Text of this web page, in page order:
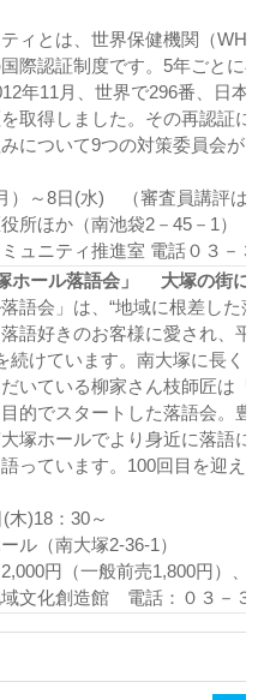
ィとは、世界保健機関（WHO
際認証制度です。5年ごとに再
年11月、世界で296番、日本
取得しました。その再認証に
について9つの対策委員会が
～8日(水) （審査員講評は最
ほか（南池袋2－45－1）
ュニティ推進室 電話０３－
ホール落語会」 大塚の街に落
語会」は、“地域に根差した落
語好きのお客様に愛され、平
続けています。南大塚に長く
いている柳家さん枝師匠は「
的でスタートした落語会。豊
塚ホールでより身近に落語に
っています。100回目を迎え
)18：30～
（南大塚2‐36‐1）
円（一般前売1,800円）、友
文化創造館 電話：０３－３